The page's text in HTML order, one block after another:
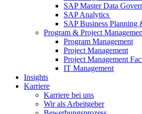
SAP Master Data
SAP Analytics
SAP Business Planning
Program & Project
Program Management
Project Management
Project Management
IT Management
Insights
Karriere
Karriere bei uns
Wir als Arbeitgeber